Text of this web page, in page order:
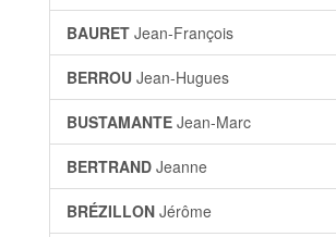
BAURET Jean-François
BERROU Jean-Hugues
BUSTAMANTE Jean-Marc
BERTRAND Jeanne
BRÉZILLON Jérôme